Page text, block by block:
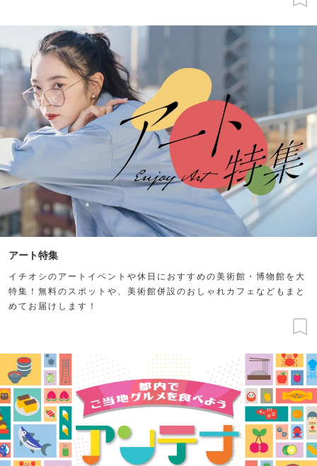
アート特集
イチオシのアートイベントや休日におすすめの美術館・博物館を大
特集！無料のスポットや、美術館併設のおしゃれカフェなどもまと
めてお届けします！